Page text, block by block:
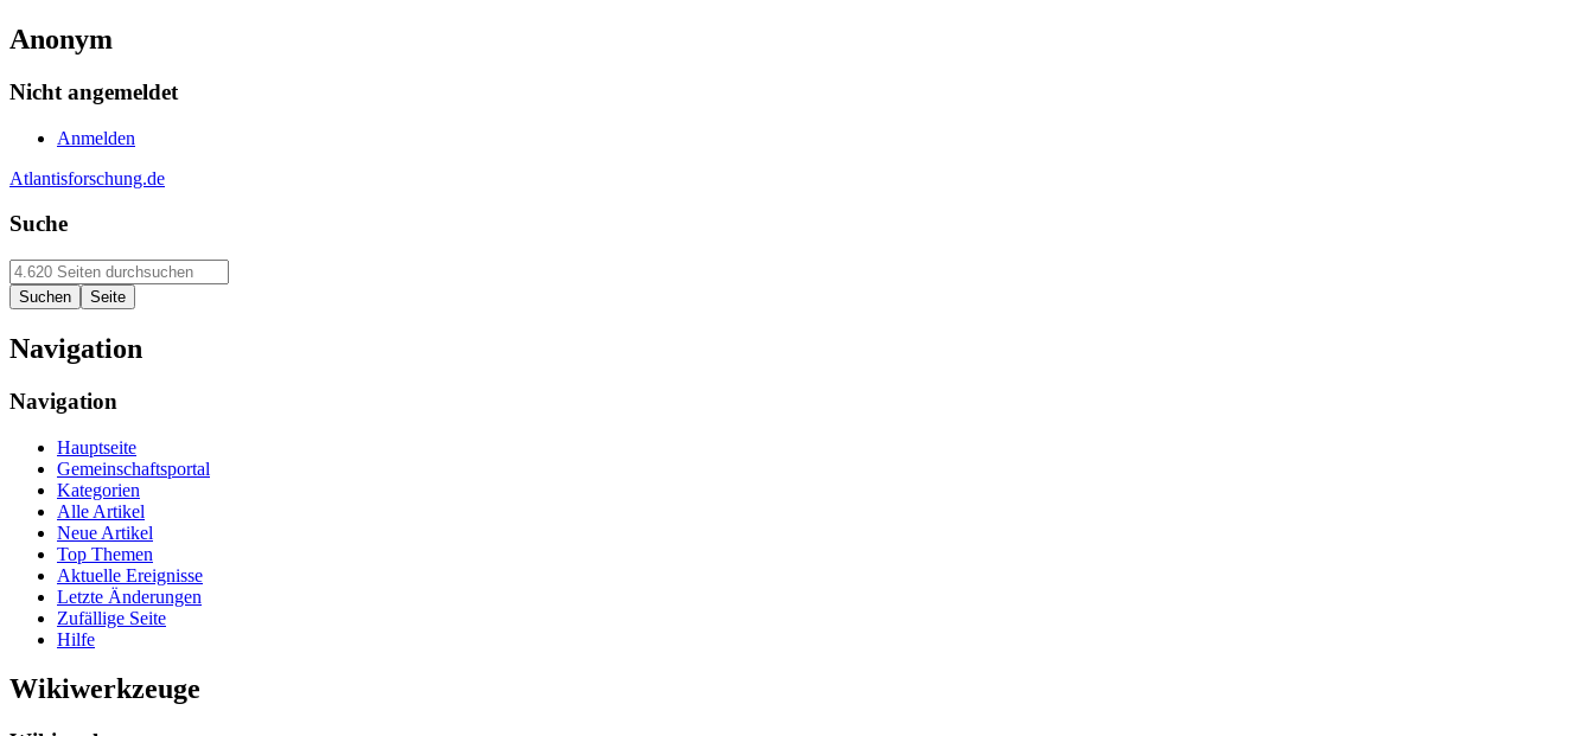
Anonym
Nicht angemeldet
Anmelden
Atlantisforschung.de
Suche
Navigation
Navigation
Hauptseite
Gemeinschaftsportal
Kategorien
Alle Artikel
Neue Artikel
Top Themen
Aktuelle Ereignisse
Letzte Änderungen
Zufällige Seite
Hilfe
Wikiwerkzeuge